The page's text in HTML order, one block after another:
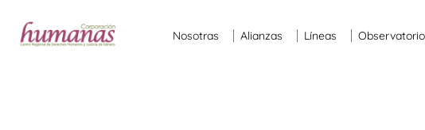
Nosotras Alianzas Líneas